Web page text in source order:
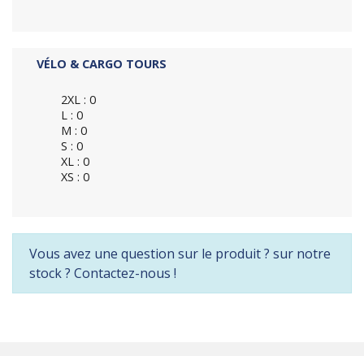
VÉLO & CARGO TOURS
2XL : 0
L : 0
M : 0
S : 0
XL : 0
XS : 0
Vous avez une question sur le produit ? sur notre
stock ? Contactez-nous !